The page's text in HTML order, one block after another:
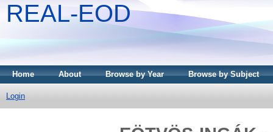
REAL-EOD
Home About Browse by Year Browse by Subject
Login